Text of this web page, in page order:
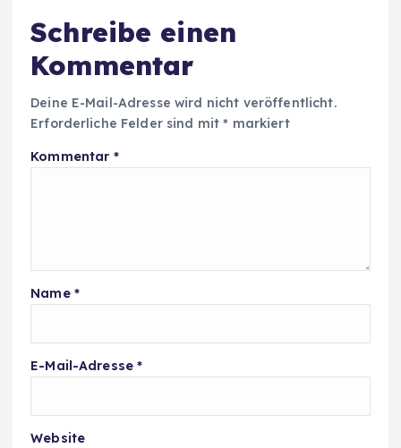
Schreibe einen
Kommentar
Deine E-Mail-Adresse wird nicht veröffentlicht.
Erforderliche Felder sind mit* markiert
Kommentar *
Name *
E-Mail-Adresse*
Website